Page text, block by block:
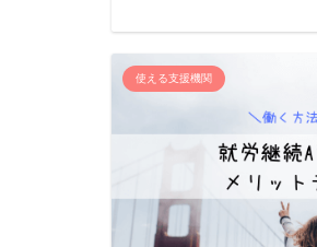
使える支援機関